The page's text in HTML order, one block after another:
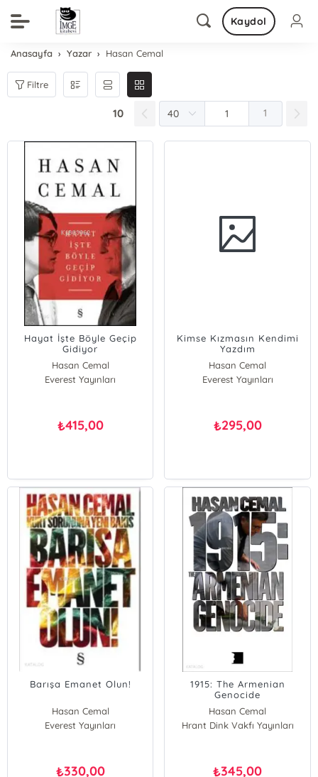
Kaydol
Anasayfa Yazar Hasan Cemal
Filtre
10 1
Hayat İşte Böyle Geçip
Gidiyor
Hasan Cemal
Everest Yayınları
₺415,00
Kimse Kızmasın Kendimi
Yazdım
Hasan Cemal
Everest Yayınları
₺295,00
Barışa Emanet Olun!
Hasan Cemal
Everest Yayınları
₺330,00
1915: The Armenian
Genocide
Hasan Cemal
Hrant Dink Vakfı Yayınları
₺345,00